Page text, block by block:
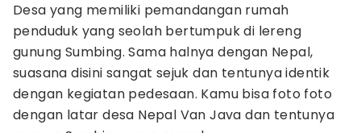
Desa yang memiliki pemandangan rumah
penduduk yang seolah bertumpuk di lereng
gunung Sumbing. Sama halnya dengan Nepal,
suasana disini sangat sejuk dan tentunya identik
dengan kegiatan pedesaan. Kamu bisa foto foto
dengan latar desa Nepal Van Java dan tentunya